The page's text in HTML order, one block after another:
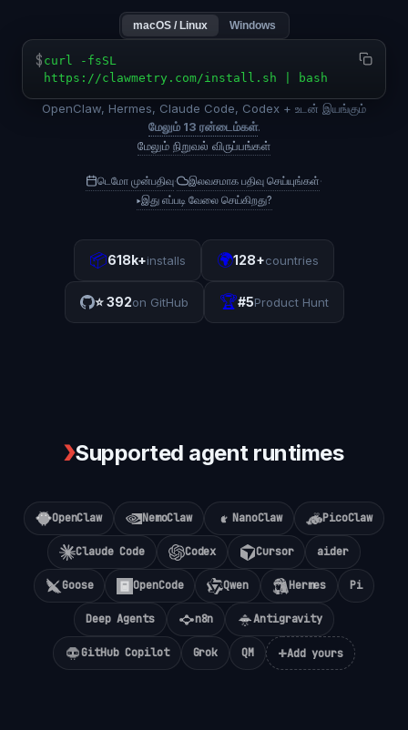
macOS / Linux Windows
$ curl -fsSL
https://clawmetry.com/install.sh | bash
OpenClaw, Hermes, Claude Code, Codex + உடன் இயங்கும்
மேலும் 13 ரன்டைம்கள்.
மேலும் நிறுவல் விருப்பங்கள்
டெமோ முன்பதிவு· இலவசமாக பதிவு செய்யுங்கள்·
▸இது எப்படி வேலை செய்கிறது?
📦618k+installs 🌍128+countries
⭐392on GitHub 🏆#5Product Hunt
❯Supported agent runtimes
OpenClaw NemoClaw NanoClaw PicoClaw
Claude Code Codex Cursor aider
Goose OpenCode Qwen Hermes Pi
Deep Agents n8n Antigravity
GitHub Copilot Grok QM +Add yours